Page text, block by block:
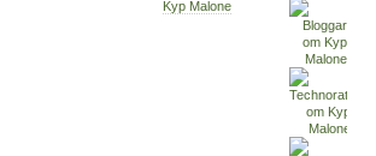
Kyp Malone